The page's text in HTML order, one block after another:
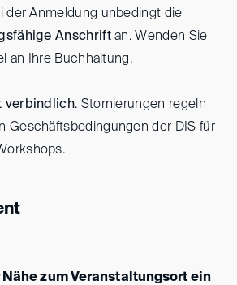
der Anmeldung unbedingt die
Anschriftan. Wenden Sie
an Ihre Buchhaltung.
verbindlich. Stornierungen regeln
Geschäftsbedingungen der DIS für
Nähe zum Veranstaltungsort ein